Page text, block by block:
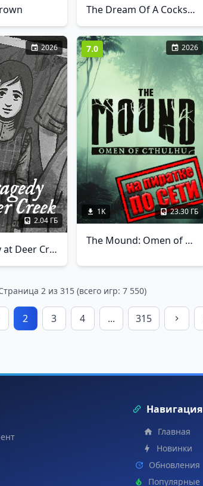
The Dream Of A Cockspur
2026
2.04 ГБ
The Tragedy at Deer Creek
7.0 2026
1K 23.30 ГБ
The Mound: Omen of Cthulhu по сети
2 из 315 (всего игр: 7 550)
2 3 4 ... 315
Навигация
Главная
Новинки
Обновления
Популярные